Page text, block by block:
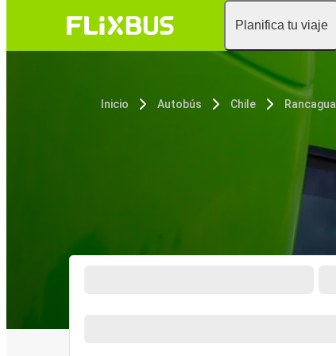
Planifica tu viaje
Inicio Autobús Chile Rancagua